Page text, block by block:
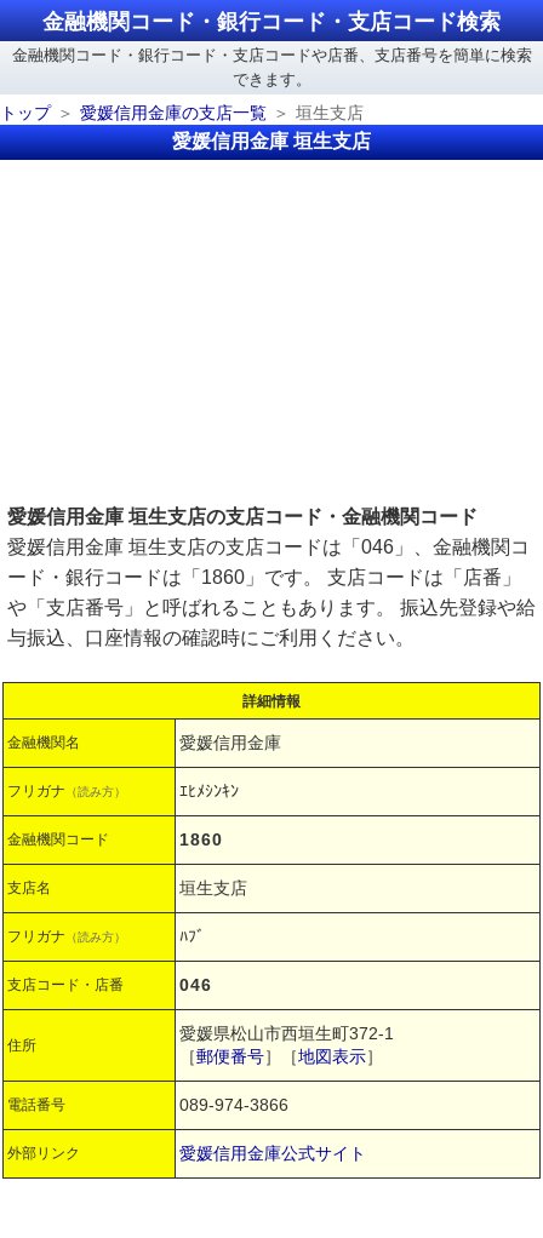
金融機関コード・銀行コード・支店コード検索
金融機関コード・銀行コード・支店コードや店番、支店番号を簡単に検索
できます。
トップ
愛媛信用金庫の支店一覧 垣生支店
愛媛信用金庫 垣生支店
愛媛信用金庫 垣生支店の支店コード・金融機関コード
愛媛信用金庫 垣生支店の支店コードは「046」、金融機関コ
ード・銀行コードは「1860」です。 支店コードは「店番」
や「支店番号」と呼ばれることもあります。 振込先登録や給
与振込、口座情報の確認時にご利用ください。
詳細情報
金融機関名 愛媛信用金庫
フリガナ （読み方） ｴﾋﾒｼﾝｷﾝ
金融機関コード 1860
支店名 垣生支店
フリガナ （読み方） ﾊﾌﾞ
支店コード・店番 046
住所
愛媛県松山市西垣生町372-1
［郵便番号］［地図表示］
電話番号 089-974-3866
外部リンク 愛媛信用金庫公式サイト